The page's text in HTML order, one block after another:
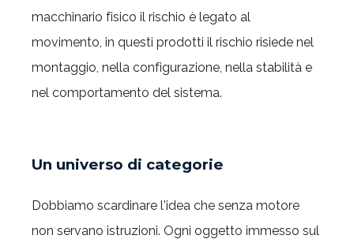
macchinario fisico il rischio è legato al
movimento, in questi prodotti il rischio risiede nel
montaggio, nella configurazione, nella stabilità e
nel comportamento del sistema.
Un universo di categorie
Dobbiamo scardinare l'idea che senza motore
non servano istruzioni. Ogni oggetto immesso sul